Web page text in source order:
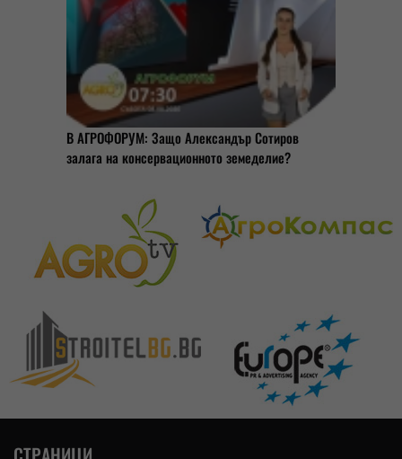
В АГРОФОРУМ: Защо Александър Сотиров
залага на консервационното земеделие?